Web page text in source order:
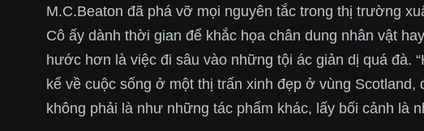
M.C.Beaton đã phá vỡ mọi nguyên tắc trong thị trường
Cô ấy dành thời gian để khắc họa chân dung nhân vật
hước hơn là việc đi sâu vào những tội ác giản dị quá đà.
kể về cuộc sống ở một thị trấn xinh đẹp ở vùng
không phải là như những tác phẩm khác, lấy bối cảnh là